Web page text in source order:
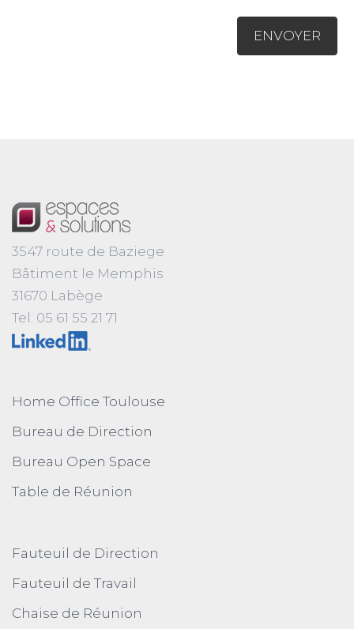
3547 route de Baziege
Bâtiment le Memphis
31670 Labège
Tel: 05 61 55 21 71
Home Office Toulouse
Bureau de Direction
Bureau Open Space
Table de Réunion
Fauteuil de Direction
Fauteuil de Travail
Chaise de Réunion